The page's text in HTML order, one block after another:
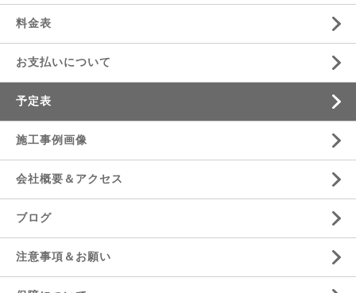
料金表
お支払いについて
予定表
施工事例画像
会社概要＆アクセス
ブログ
注意事項＆お願い